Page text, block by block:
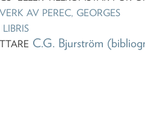
AV PEREC, GEORGES
C.G. Bjurström